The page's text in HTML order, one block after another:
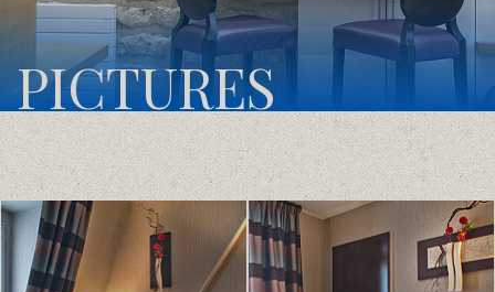
PICTURES